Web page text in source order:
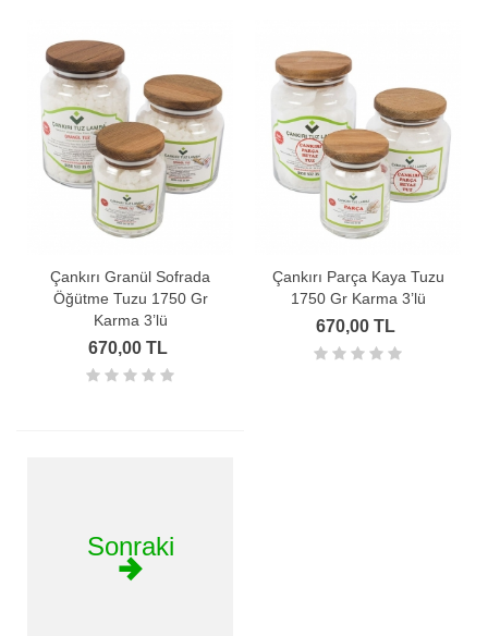
Çankırı Granül Sofrada
Öğütme Tuzu 1750 Gr
Karma 3’lü
670,00 TL
Çankırı Parça Kaya Tuzu
1750 Gr Karma 3’lü
670,00 TL
Sonraki